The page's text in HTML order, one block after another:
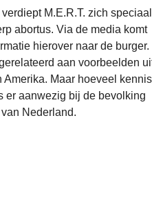
M.E.R.T. zich speciaal
abortus. Via de media komt
hierover naar de burger.
aan voorbeelden
Amerika. Maar hoeveel kennis
er aanwezig bij de bevolking
van Nederland.